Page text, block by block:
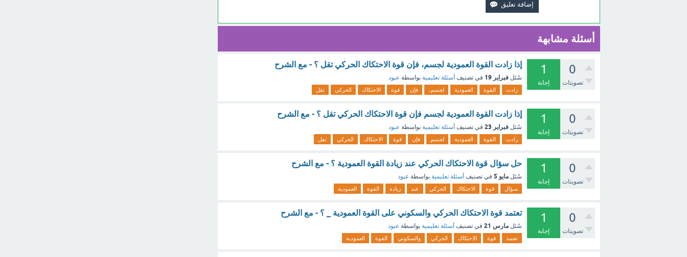
أسئلة مشابهة
0
تصويتات
1
إجابة
إذا زادت القوة العمودية لجسم، فإن قوة الاحتكاك الحركي تقل ؟ - مع الشرح
سُئل فبراير 19 في تصنيف أسئلة تعليمية بواسطة عبود
زادت القوة العمودية لجسم، فإن قوة الاحتكاك الحركي تقل
0
تصويتات
1
إجابة
إذا زادت القوة العمودية لجسم فإن قوة الاحتكاك الحركي تقل ؟ - مع الشرح
سُئل فبراير 23 في تصنيف أسئلة تعليمية بواسطة عبود
زادت القوة العمودية لجسم فإن قوة الاحتكاك الحركي تقل
0
تصويتات
1
إجابة
حل سؤال قوة الاحتكاك الحركي عند زيادة القوة العمودية ؟ - مع الشرح
سُئل مايو 5 في تصنيف أسئلة تعليمية بواسطة عبود
سؤال قوة الاحتكاك الحركي عند زيادة القوة العمودية
0
تصويتات
1
إجابة
تعتمد قوة الاحتكاك الحركي والسكوني على القوة العمودية _ ؟ - مع الشرح
سُئل مارس 21 في تصنيف أسئلة تعليمية بواسطة عبود
تعتمد قوة الاحتكاك الحركي والسكوني القوة العمودية